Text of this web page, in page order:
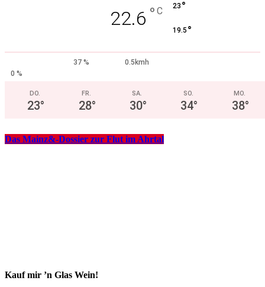
22.6 ° C 23 °
19.5 °
37 %
0.5kmh
0 %
DO.
23°
FR.
28°
SA.
30°
SO.
34°
MO.
38°
Das Mainz&-Dossier zur Flut im Ahrtal
Kauf mir ’n Glas Wein!